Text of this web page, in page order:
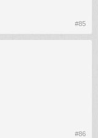
#85
#86